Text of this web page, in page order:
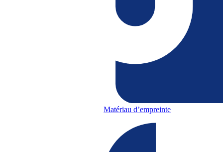
Matériau d’empreinte